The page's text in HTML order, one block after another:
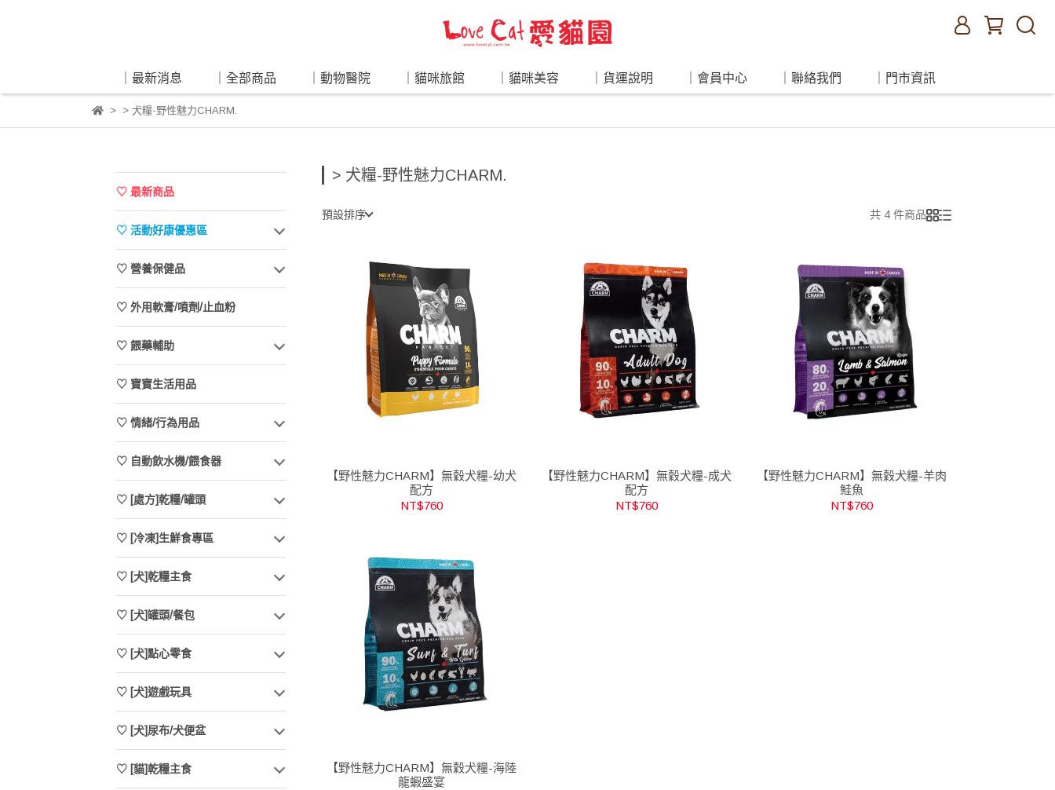
｜最新消息 ｜全部商品 ｜動物醫院 ｜貓咪旅館 ｜貓咪美容 ｜貨運說明 ｜會員中心 ｜聯絡我們 ｜門市資訊
> 犬糧-野性魅力CHARM.
♡ 最新商品
♡ 活動好康優惠區
♡ 營養保健品
♡ 外用軟膏/噴劑/止血粉
♡ 餵藥輔助
♡ 寶寶生活用品
♡ 情緒/行為用品
♡ 自動飲水機/餵食器
♡ [處方]乾糧/罐頭
♡ [冷凍]生鮮食專區
♡ [犬]乾糧主食
♡ [犬]罐頭/餐包
♡ [犬]點心零食
♡ [犬]遊戲玩具
♡ [犬]尿布/犬便盆
♡ [貓]乾糧主食
> 犬糧-野性魅力CHARM.
預設排序 共 4 件商品
【野性魅力CHARM】無穀犬糧-幼犬
配方
NT$760
【野性魅力CHARM】無穀犬糧-成犬
配方
NT$760
【野性魅力CHARM】無穀犬糧-羊肉
鮭魚
NT$760
【野性魅力CHARM】無穀犬糧-海陸
龍蝦盛宴